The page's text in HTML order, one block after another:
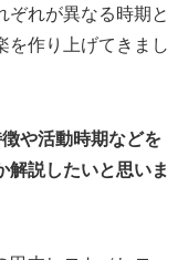
ぞれが異なる時期と
を作り上げてきまし
や活動時期などを
解説したいと思いま